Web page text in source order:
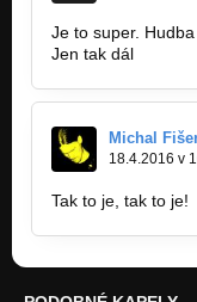
Je to super.
Jen tak dál
Michal
18.4.2016 v
Tak to je, tak to je!